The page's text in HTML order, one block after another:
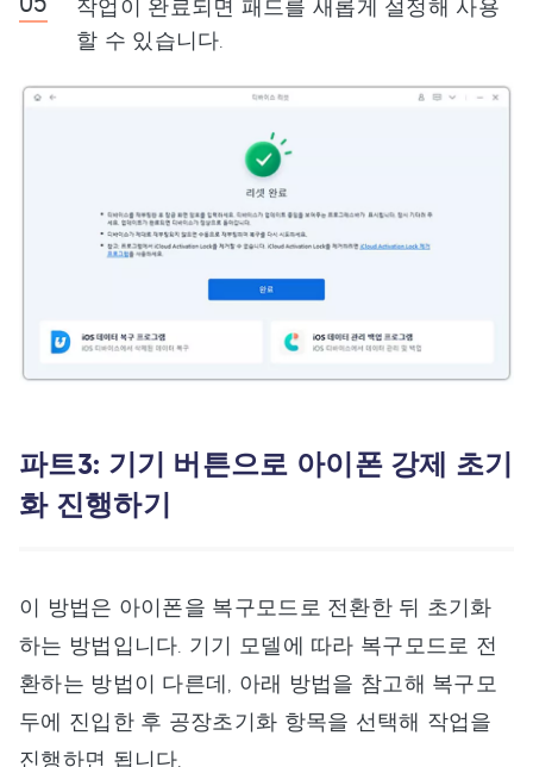
작업이 완료되면 패드를 새롭게 설정해 사용
할 수 있습니다.
파트3: 기기 버튼으로 아이폰 강제 초기
화 진행하기
이 방법은 아이폰을 복구모드로 전환한 뒤 초기화
하는 방법입니다. 기기 모델에 따라 복구모드로 전
환하는 방법이 다른데, 아래 방법을 참고해 복구모
두에 진입한 후 공장초기화 항목을 선택해 작업을
진행하면 됩니다.